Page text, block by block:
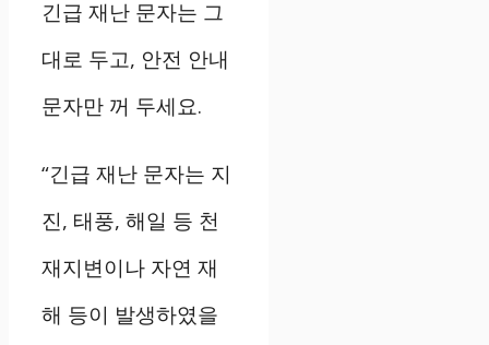
긴급 재난 문자는 그
대로 두고, 안전 안내
문자만 꺼 두세요.
“긴급 재난 문자는 지
진, 태풍, 해일 등 천
재지변이나 자연 재
해 등이 발생하였을